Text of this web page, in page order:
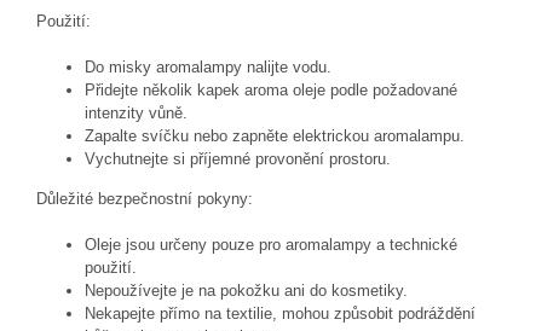
Použití:
Do misky aromalampy nalijte vodu.
Přidejte několik kapek aroma oleje podle požadované
intenzity vůně.
Zapalte svíčku nebo zapněte elektrickou aromalampu.
Vychutnejte si příjemné provonění prostoru.
Důležité bezpečnostní pokyny:
Oleje jsou určeny pouze pro aromalampy a technické
použití.
Nepoužívejte je na pokožku ani do kosmetiky.
Nekapejte přímo na textilie, mohou způsobit podráždění